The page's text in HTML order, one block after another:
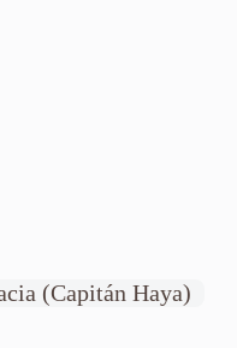
(Capitán Haya)